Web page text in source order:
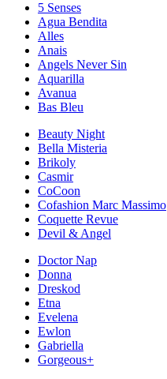
5 Senses
Agua Bendita
Alles
Anais
Angels Never Sin
Aquarilla
Avanua
Bas Bleu
Beauty Night
Bella Misteria
Brikoly
Casmir
CoCoon
Cofashion Marc Massimo
Coquette Revue
Devil & Angel
Doctor Nap
Donna
Dreskod
Etna
Evelena
Ewlon
Gabriella
Gorgeous+